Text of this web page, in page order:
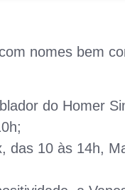
nomes bem
do Homer
das 10 às 14h,